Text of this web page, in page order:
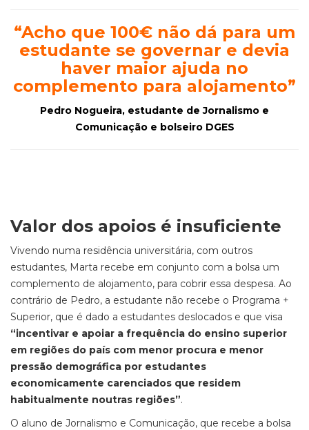
“Acho que 100€ não dá para um
estudante se governar e devia
haver maior ajuda no
complemento para alojamento”
Pedro Nogueira, estudante de Jornalismo e
Comunicação e bolseiro DGES
Valor dos apoios é insuficiente
Vivendo numa residência universitária, com outros
estudantes, Marta recebe em conjunto com a bolsa um
complemento de alojamento, para cobrir essa despesa. Ao
contrário de Pedro, a estudante não recebe o Programa +
Superior, que é dado a estudantes deslocados e que visa
“incentivar e apoiar a frequência do ensino superior
em regiões do país com menor procura e menor
pressão demográfica por estudantes
economicamente carenciados que residem
habitualmente noutras regiões”.
O aluno de Jornalismo e Comunicação, que recebe a bolsa